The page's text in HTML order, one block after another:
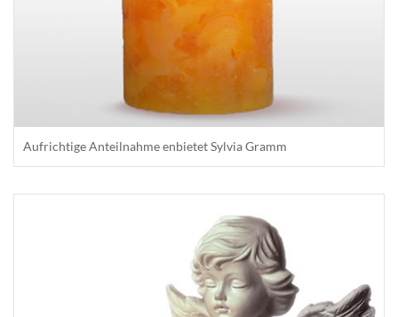
Aufrichtige Anteilnahme enbietet Sylvia Gramm